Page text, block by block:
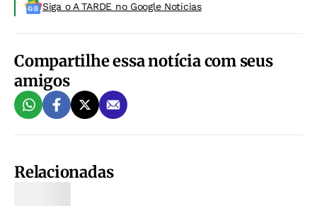
Siga o A TARDE no Google Noticias
Compartilhe essa notícia com seus
amigos
Relacionadas